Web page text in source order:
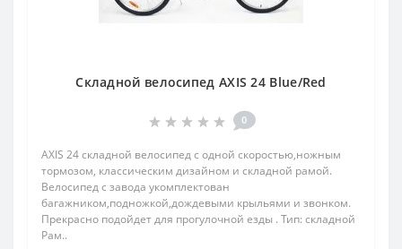
Складной велосипед AXIS 24 Blue/Red
0
AXIS 24 складной велосипед с одной скоростью,ножным
тормозом, классическим дизайном и складной рамой.
Велосипед с завода укомплектован
багажником,подножкой,дождевыми крыльями и звонком.
Прекрасно подойдет для прогулочной езды . Тип: складной
Рам..